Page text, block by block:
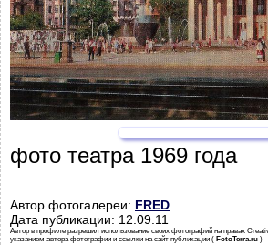
фото театра 1969 года
Автор фотогалереи: FRED
Дата публикации: 12.09.11
Автор в профиле разрешил использование своих фотографий на правах
указанием автора фотографии и ссылки на сайт публикации ( FotoTerra.ru )